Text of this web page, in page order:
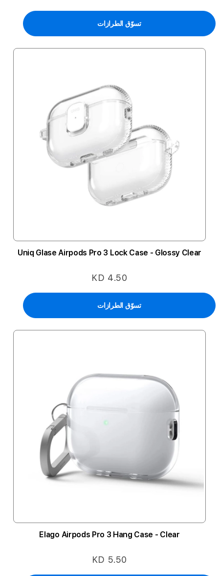
تسوّق الطرازات
Uniq Glase Airpods Pro 3 Lock Case - Glossy Clear
KD 4.50
تسوّق الطرازات
Elago Airpods Pro 3 Hang Case - Clear
KD 5.50